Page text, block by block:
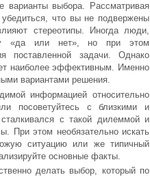
варианты выбора. Рассматривая
что вы не подвержены
стереотипы. Иногда люди,
«да или нет», но при этом
поставленной задачи. Однако
наиболее эффективным. Именно
вариантами решения.
информацией относительно
посоветуйтесь с близкими и
с такой дилеммой и
При этом необязательно искать
ситуацию или же типичный
основные факты.
делать выбор, который по